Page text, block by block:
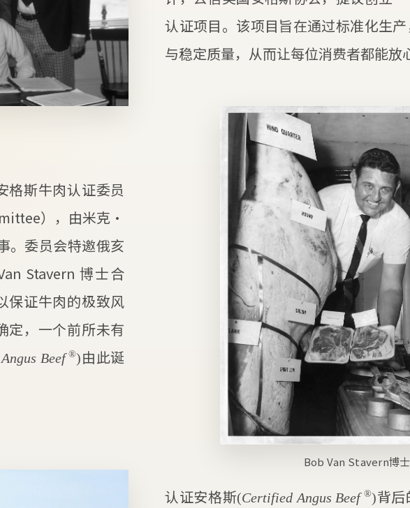
认证项目。该项目旨在通过标准化生
与稳定质量，从而让每位消费者都能放
Bob Van Stavern博士
格斯牛肉认证委员
），由米克·
。委员会特邀俄亥
Stavern 博士合
保证牛肉的极致风
定，一个前所未有
Beef®)由此诞
认证安格斯(Certified Angus Beef®)背